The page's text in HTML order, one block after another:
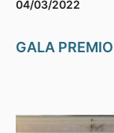
04/03/2022
GALA